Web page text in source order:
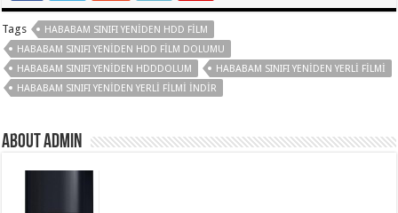
Tags
HABABAM SINIFI YENIDEN HDD FILM
HABABAM SINIFI YENIDEN HDD FILM DOLUMU
HABABAM SINIFI YENIDEN HDDDOLUM
HABABAM SINIFI YENIDEN YERLI FILMI
HABABAM SINIFI YENIDEN YERLI FILMI INDIR
About Admin